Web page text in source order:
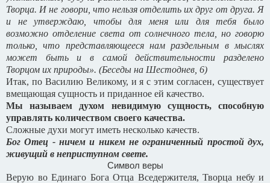
Творца. И не говори, что нельзя отделить их друг от друга. Я
и не утверждаю, чтобы для меня или для тебя было
возможно отделение света от солнечного тела, но говорю
только, что представляющееся нам раздельным в мыслях
может быть и в самой действительности разделено
Творцом их природы». (Беседы на Шестоднев, 6)
Итак, по Василию Великому, и я с этим согласен, существует
вмещающая сущность и приданное ей качество.
Мы называем духом невидимую сущность, способную
управлять количеством своего качества.
Сложные духи могут иметь несколько качеств.
Бог Отец - ничем и никем не ограниченный простой дух,
живущий в неприступном свете.
Символ веры
Верую во Единаго Бога Отца Вседержителя, Творца небу и